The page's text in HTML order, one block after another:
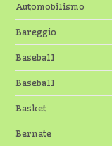
Automobilismo
Bareggio
Baseball
Baseball
Basket
Bernate